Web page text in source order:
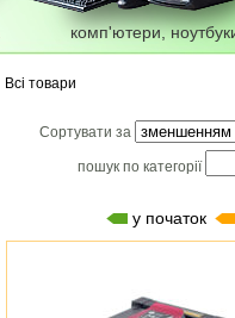
комп'ютери,
Всі товари
Сортувати за
пошук по категорії
у початок